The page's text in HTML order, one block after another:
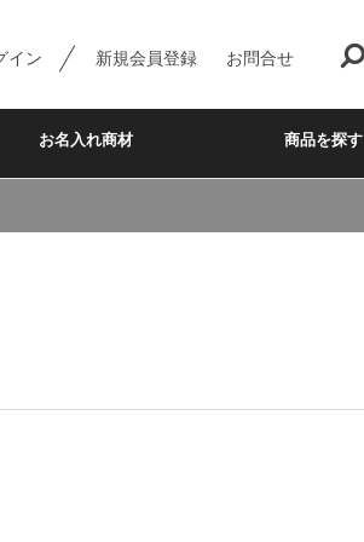
イン 新規会員登録 お問合せ
お名入れ商材 商品を探す